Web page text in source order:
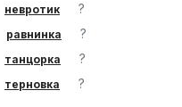
невротик ?
равнинка ?
танцорка ?
терновка ?